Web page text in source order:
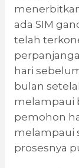
ada SIM
telah
hari
bulan
melampaui
pemohon
melampaui
prosesnya